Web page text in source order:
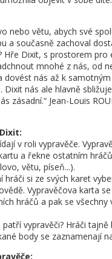
nebo větu, abych své
a současně zachoval
Hře Dixit, s prostorem pro
mnohé z nás, od
dovést nás až k
Dixit nás ale hlavně
zásadní.“ Jean-Louis
v roli vypravěče.
a řekne ostatním
větu, píseň...).
hráči si ze svých karet
Vypravěčova karta
hráčů a pak se všechny
patří vypravěči? Hráči tajně
body se zaznamenají